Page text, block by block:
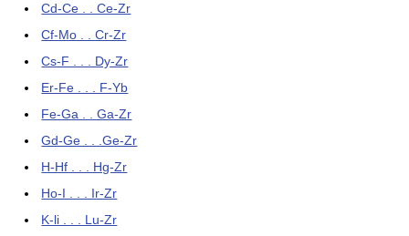
Cd-Ce . . Ce-Zr
Cf-Mo . . Cr-Zr
Cs-F . . . Dy-Zr
Er-Fe . . . F-Yb
Fe-Ga . . Ga-Zr
Gd-Ge . . .Ge-Zr
H-Hf . . . Hg-Zr
Ho-I . . . Ir-Zr
K-li . . . Lu-Zr